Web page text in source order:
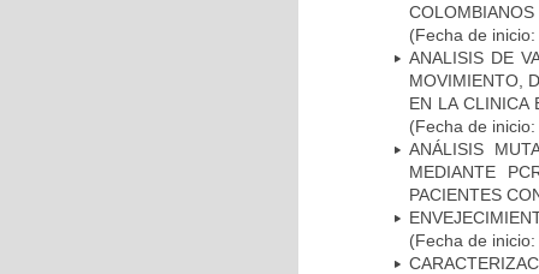
(Fecha de
ANALISIS DE
MOVIMIENTO,
EN LA CLINICA
(Fecha de
ANÁLISIS
MEDIANTE
PACIENTES
(Fecha de